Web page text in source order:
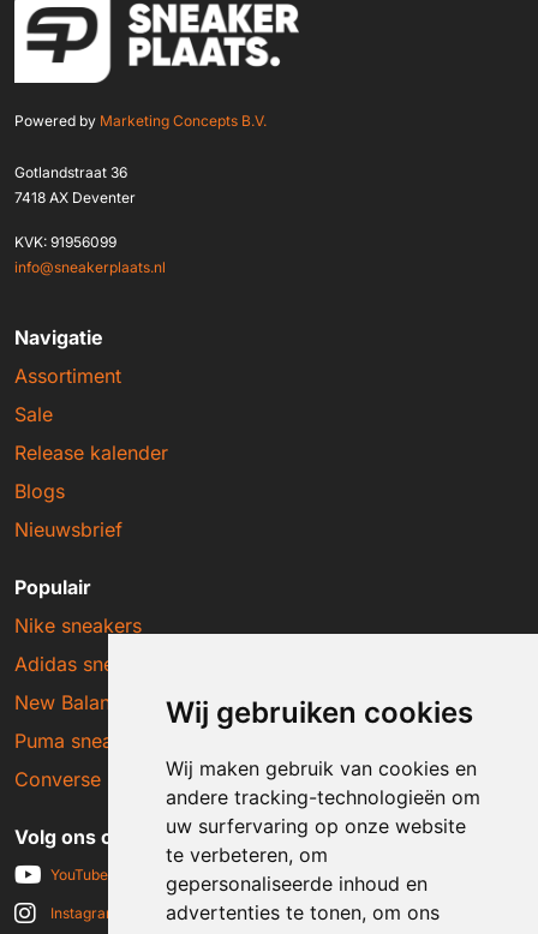
Wij gebruiken cookies
Wij maken gebruik van cookies en
andere tracking-technologieën om
uw surfervaring op onze website
te verbeteren, om
gepersonaliseerde inhoud en
advertenties te tonen, om ons
Powered by Marketing Concepts B.V.
Gotlandstraat 36
7418 AX Deventer
KVK: 91956099
info@sneakerplaats.nl
Navigatie
Assortiment
Sale
Release kalender
Blogs
Nieuwsbrief
Populair
Nike sneakers
Adidas sneakers
New Balance sneakers
Puma sneakers
Converse sneakers
Volg ons op social media
YouTube
Instagram